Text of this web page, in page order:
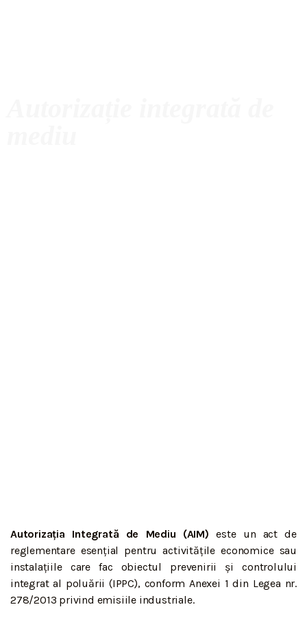
Autorizația Integrată de Mediu (AIM) este un act de
reglementare esențial pentru activitățile economice sau
instalațiile care fac obiectul prevenirii și controlului
integrat al poluării (IPPC), conform Anexei 1 din Legea nr.
278/2013 privind emisiile industriale.